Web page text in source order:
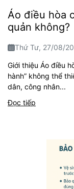
Áo điều hòa
quản không?
Thứ Tư, 27/08/
Giới thiệu Áo điều
hành” không thể
dân, công nhân...
Đọc tiếp